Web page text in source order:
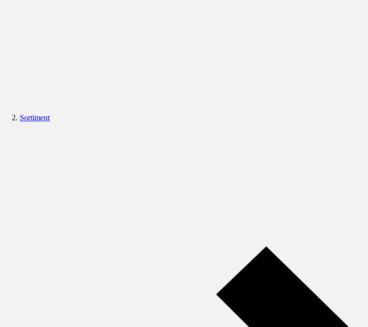
Sortiment